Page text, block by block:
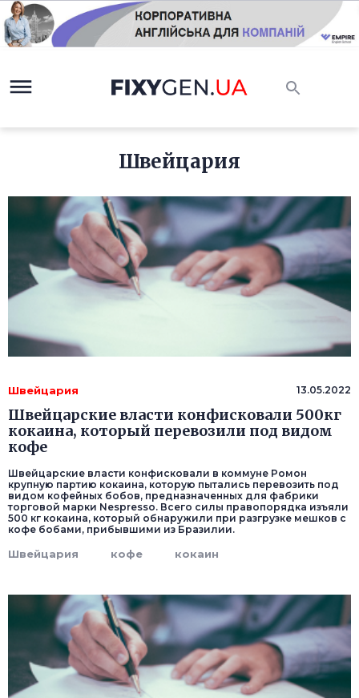
Швейцария
Швейцария 13.05.2022
Швейцарские власти конфисковали 500кг
кокаина, который перевозили под видом
кофе
Швейцарские власти конфисковали в коммуне Ромон
крупную партию кокаина, которую пытались перевозить под
видом кофейных бобов, предназначенных для фабрики
торговой марки Nespresso. Всего силы правопорядка изъяли
500 кг кокаина, который обнаружили при разгрузке мешков с
кофе бобами, прибывшими из Бразилии.
Швейцария кофе кокаин